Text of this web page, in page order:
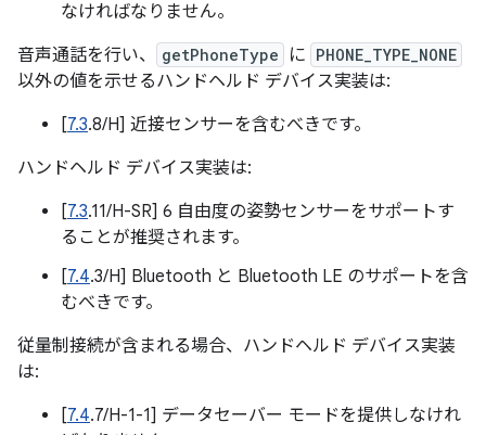
なければなりません。
音声通話を行い、
getPhoneType に PHONE_TYPE_NONE
以外の値を示せるハンドヘルド デバイス実装は:
[7.3.8/H] 近接センサーを含むべきです。
ハンドヘルド デバイス実装は:
[7.3.11/H-SR] 6 自由度の姿勢センサーをサポートす
ることが推奨されます。
[7.4.3/H] Bluetooth と Bluetooth LE のサポートを含
むべきです。
従量制接続が含まれる場合、ハンドヘルド デバイス実装
は:
[7.4.7/H-1-1] データセーバー モードを提供しなけれ